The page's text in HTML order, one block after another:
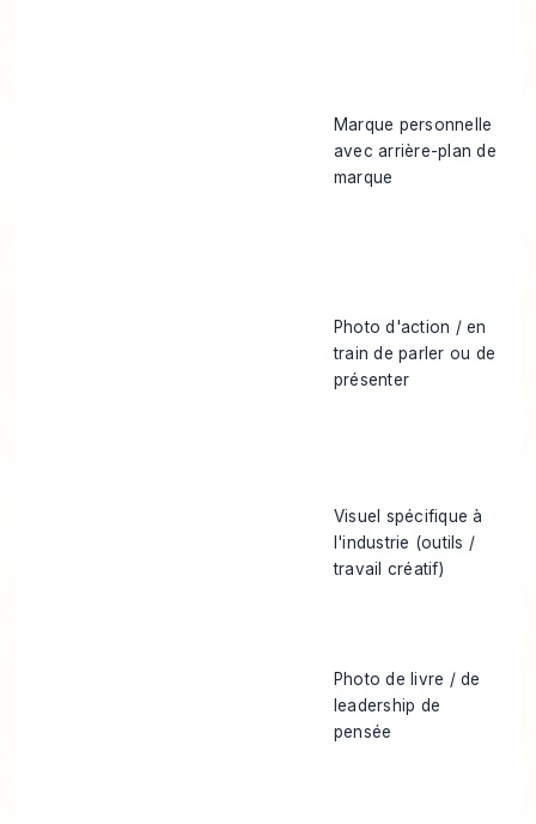
Marque personnelle
avec arrière-plan de
marque
Photo d'action / en
train de parler ou de
présenter
Visuel spécifique à
l'industrie (outils /
travail créatif)
Photo de livre / de
leadership de
pensée